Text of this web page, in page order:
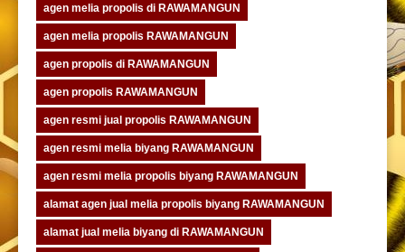
agen melia propolis di RAWAMANGUN
agen melia propolis RAWAMANGUN
agen propolis di RAWAMANGUN
agen propolis RAWAMANGUN
agen resmi jual propolis RAWAMANGUN
agen resmi melia biyang RAWAMANGUN
agen resmi melia propolis biyang RAWAMANGUN
alamat agen jual melia propolis biyang RAWAMANGUN
alamat jual melia biyang di RAWAMANGUN